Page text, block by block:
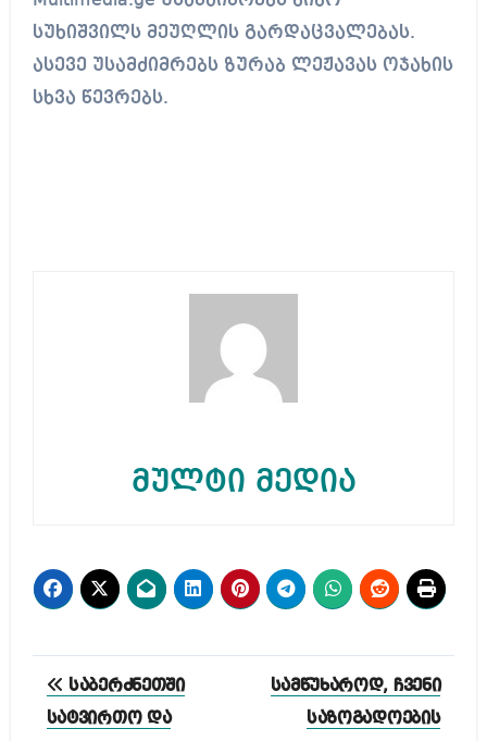
სუხიშვილს მეუღლის გარდაცვალებას.
ასევე უსამძიმრებს ზურაბ ლეჟავას ოჯახის
სხვა წევრებს.
მულტი მედია
პოსტის
ნავიგაცია
საბერძნეთში
სატვირთო და
სამწუხაროდ, ჩვენი
საზოგადოების